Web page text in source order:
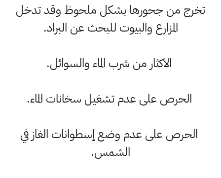
تخرج من جحورها بشكل ملحوظ وقد تدخل
المزارع والبيوت للبحث عن البراد.
الاكثار من شرب الماء والسوائل.
الحرص على عدم تشغيل سخانات الماء.
الحرص على عدم وضع إسطوانات الغاز في
الشمس.